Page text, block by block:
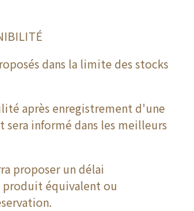
dans la limite des stocks
après enregistrement d'une
informé dans les meilleurs
proposer un délai
équivalent ou